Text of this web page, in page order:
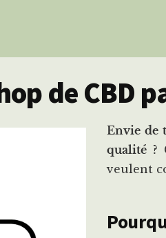
de CBD
Envie de
qualité ?
veulent